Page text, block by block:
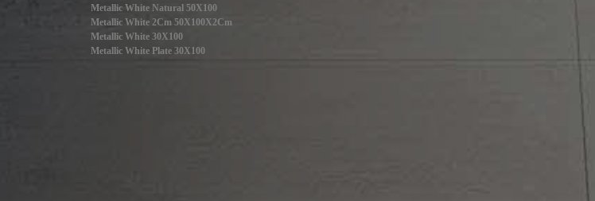
Metallic White Natural 50X100
Metallic White 2Cm 50X100X2Cm
Metallic White 30X100
Metallic White Plate 30X100